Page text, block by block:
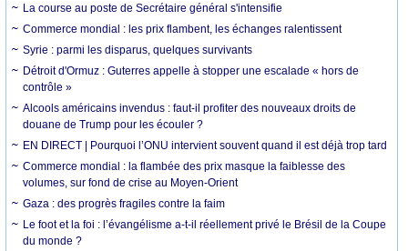
La course au poste de Secrétaire général s'intensifie
Commerce mondial : les prix flambent, les échanges ralentissent
Syrie : parmi les disparus, quelques survivants
Détroit d'Ormuz : Guterres appelle à stopper une escalade « hors de
contrôle »
Alcools américains invendus : faut-il profiter des nouveaux droits de
douane de Trump pour les écouler ?
EN DIRECT | Pourquoi l’ONU intervient souvent quand il est déjà trop tard
Commerce mondial : la flambée des prix masque la faiblesse des
volumes, sur fond de crise au Moyen-Orient
Gaza : des progrès fragiles contre la faim
Le foot et la foi : l’évangélisme a-t-il réellement privé le Brésil de la Coupe
du monde ?